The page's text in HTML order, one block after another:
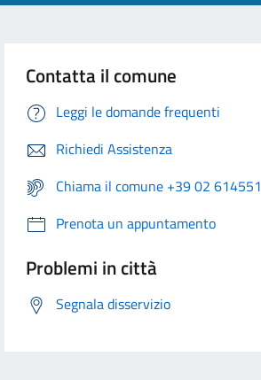
Contatta il comune
Leggi le domande frequenti
Richiedi Assistenza
Chiama il comune +39 02 614551
Prenota un appuntamento
Problemi in città
Segnala disservizio